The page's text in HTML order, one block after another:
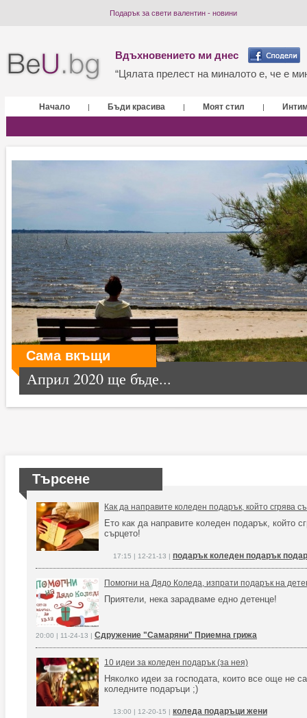
Подарък за свети валентин - новини
Вдъхновението ми днес
“Цялата прелест на миналото е, че е
Начало | Бъди красива | Моят стил |
Сама вкъщи
Април 2020 ще бъде...
Търсене
Как да направите коледен подарък, който сгрява
Ето как да направите коледен подарък, който
сърцето!
17:15 | 12-21-13 | подарък коледен подарък
Помогни на Дядо Коледа, изпрати подарък на
Приятели, нека зарадваме едно детенце!
20:00 | 11-24-13 | Сдружение "Самаряни" Приемна грижа
10 идеи за коледен подарък (за нея)
Няколко идеи за господата, които все още не
коледните подаръци ;)
13:00 | 12-20-15 | коледа подаръци жени